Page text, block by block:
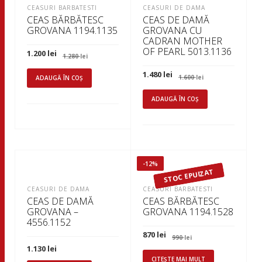
CEASURI BARBATESTI
CEAS BĂRBĂTESC
GROVANA 1194.1135
1.280leiPrețul
inițial
a
1.280 lei.
1.200 lei Prețul
curent
este:
ADAUGĂ ÎN COȘ
CEASURI DE DAMA
CEAS DE DAMĂ
GROVANA CU
CADRAN MOTHER
OF PEARL 5013.1136
1.600leiPrețul
inițial
a
1.600 lei.
1.480 lei Prețul
curent
este:
ADAUGĂ ÎN COȘ
CEASURI DE DAMA
CEAS DE DAMĂ
GROVANA –
4556.1152
1.130 lei
-12%
STOC EPUIZAT
CEASURI BARBATESTI
CEAS BĂRBĂTESC
GROVANA 1194.1528
990leiPrețul
inițial
a
fost:
870 lei Prețul
curent
este:
870 lei.
CITEȘTE MAI MULT